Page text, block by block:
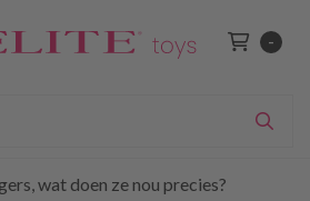
-
wat doen ze nou precies?